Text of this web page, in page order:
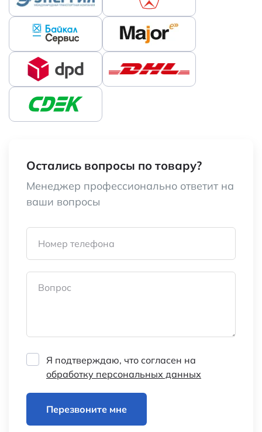
Остались вопросы по товару?
Менеджер профессионально ответит на
ваши вопросы
Номер телефона
Вопрос
Я подтверждаю, что согласен на
обработку персональных данных
Перезвоните мне